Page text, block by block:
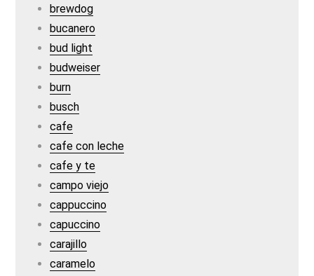
brewdog
bucanero
bud light
budweiser
burn
busch
cafe
cafe con leche
cafe y te
campo viejo
cappuccino
capuccino
carajillo
caramelo